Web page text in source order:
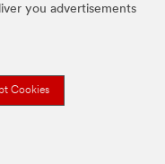
you advertisements
Cookies